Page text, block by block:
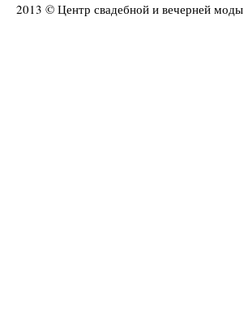
2013 © Центр свадебной и вечерней моды